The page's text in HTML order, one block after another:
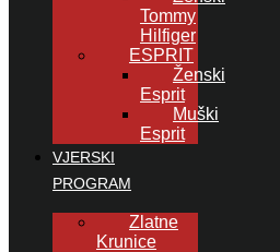
Tommy
Hilfiger
ESPRIT
Ženski
Esprit
Muški
Esprit
VJERSKI
PROGRAM
Zlatne
Krunice